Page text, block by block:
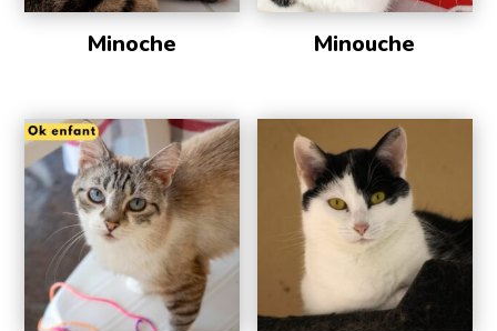
Minoche Minouche